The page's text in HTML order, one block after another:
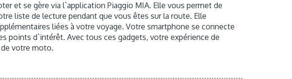
et se gère via l`application Piaggio MIA. Elle vous permet de
liste de lecture pendant que vous êtes sur la route. Elle
liées à votre voyage. Votre smartphone se connecte
points d`intérêt. Avec tous ces gadgets, votre expérience de
votre moto.